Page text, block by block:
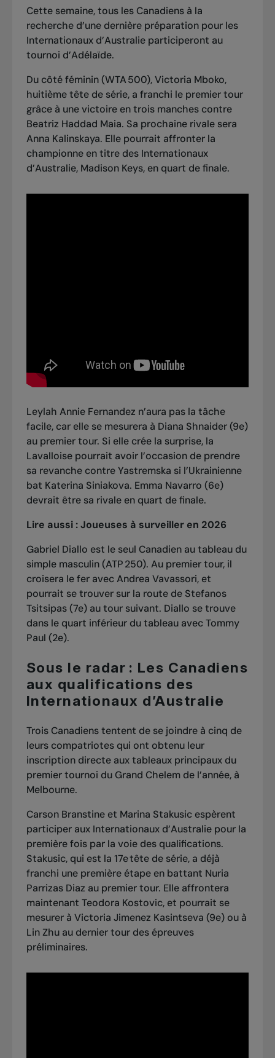
Cette semaine, tous les Canadiens à la
recherche d’une dernière préparation pour les
Internationaux d’Australie participeront au
tournoi d’Adélaïde.
Du côté féminin (WTA 500), Victoria Mboko,
huitième tête de série, a franchi le premier tour
grâce à une victoire en trois manches contre
Beatriz Haddad Maia. Sa prochaine rivale sera
Anna Kalinskaya. Elle pourrait affronter la
championne en titre des Internationaux
d’Australie, Madison Keys, en quart de finale.
Leylah Annie Fernandez n’aura pas la tâche
facile, car elle se mesurera à Diana Shnaider (9e)
au premier tour. Si elle crée la surprise, la
Lavalloise pourrait avoir l’occasion de prendre
sa revanche contre Yastremska si l’Ukrainienne
bat Katerina Siniakova. Emma Navarro (6e)
devrait être sa rivale en quart de finale.
Lire aussi :Joueuses à surveiller en 2026
Gabriel Diallo est le seul Canadien au tableau du
simple masculin (ATP 250). Au premier tour, il
croisera le fer avec Andrea Vavassori, et
pourrait se trouver sur la route de Stefanos
Tsitsipas (7e) au tour suivant. Diallo se trouve
dans le quart inférieur du tableau avec Tommy
Paul (2e).
Sous le radar : Les Canadiens
aux qualifications des
Internationaux d’Australie
Trois Canadiens tentent de se joindre à cinq de
leurs compatriotes qui ont obtenu leur
inscription directe aux tableaux principaux du
premier tournoi du Grand Chelem de l’année, à
Melbourne.
Carson Branstine et Marina Stakusic espèrent
participer aux Internationaux d’Australie pour la
première fois par la voie des qualifications.
Stakusic, qui est la 17e tête de série, a déjà
franchi une première étape en battant Nuria
Parrizas Diaz au premier tour. Elle affrontera
maintenant Teodora Kostovic, et pourrait se
mesurer à Victoria Jimenez Kasintseva (9e) ou à
Lin Zhu au dernier tour des épreuves
préliminaires.